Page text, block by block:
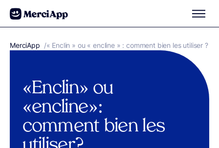
Aller au contenu
MerciApp correcteur orthographe
/« Enclin » ou « encline » : comment bien les utiliser ?
« Enclin » ou
« encline » :
comment bien les